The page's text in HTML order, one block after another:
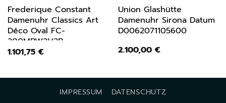
Frederique Constant
Damenuhr Classics Art
Déco Oval FC-
200MPW2V2B
1.101,75 €
Union Glashütte
Damenuhr Sirona Datum
D0062071105600
2.100,00 €
IMPRESSUM DATENSCHUTZ